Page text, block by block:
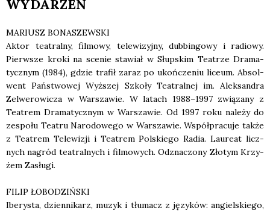
WYDARZEŃ
MARIUSZ BONASZEWSKI
Aktor teatral­ny, fil­mo­wy, tele­wi­zyj­ny, dub­bin­go­wy i radio­wy.
Pierw­sze kro­ki na sce­nie sta­wiał w Słup­skim Teatrze Dra­ma­
tycz­nym (1984), gdzie tra­fił zaraz po ukoń­cze­niu liceum. Absol­
went Pań­stwo­wej Wyż­szej Szko­ły Teatral­nej im. Alek­san­dra
Zelwe­ro­wi­cza w War­sza­wie. W latach 1988–1997 zwią­za­ny z
Teatrem Dra­ma­tycz­nym w War­sza­wie. Od 1997 roku nale­ży do
zespo­łu Teatru Naro­do­we­go w War­sza­wie. Współ­pra­cu­je tak­że
z Teatrem Tele­wi­zji i Teatrem Pol­skie­go Radia. Lau­re­at licz­
nych nagród teatral­nych i fil­mo­wych. Odzna­czo­ny Zło­tym Krzy­
żem Zasłu­gi.
FILIP ŁOBODZIŃSKI
Ibe­ry­sta, dzien­ni­karz, muzyk i tłu­macz z języ­ków: angiel­skie­go,